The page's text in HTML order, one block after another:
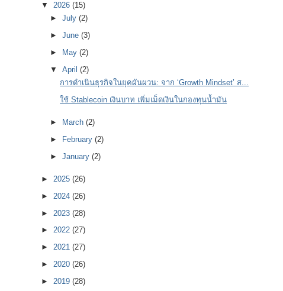
▼ 2026 (15)
►July(2)
►June(3)
►
May(2)
▼April(2)
การดำเนินธุรกิจในยุคผันผวน: จาก ‘Growth Mindset’ ส...
ใช้ Stablecoin เงินบาท เพิ่มเม็ดเงินในกองทุนน้ำมัน
► March(2)
►
February(2)
►January(2)
► 2025 (26)
► 2024 (26)
► 2023 (28)
► 2022 (27)
► 2021 (27)
► 2020 (26)
► 2019 (28)